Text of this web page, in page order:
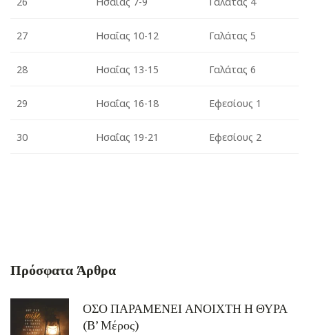
27 Ησαΐας 10-12 Γαλάτας 5
28 Ησαΐας 13-15 Γαλάτας 6
29 Ησαΐας 16-18 Εφεσίους 1
30 Ησαΐας 19-21 Εφεσίους 2
Πρόσφατα Άρθρα
ΟΣΟ ΠΑΡΑΜΕΝΕΙ ΑΝΟΙΧΤΗ Η ΘΥΡΑ
(Β’ Μέρος)